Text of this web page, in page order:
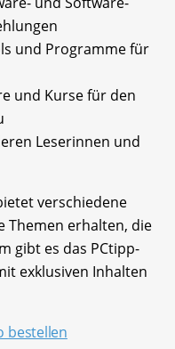
und Programme für
und Kurse für den
Leserinnen und
verschiedene
Themen erhalten, die
gibt es das PCtipp-
exklusiven Inhalten
bestellen